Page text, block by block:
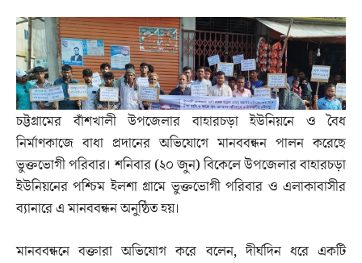
চট্টগ্রামের বাঁশখালী উপজেলার বাহারচড়া ইউনিয়নে ও বৈধ
নির্মাণকাজে বাধা প্রদানের অভিযোগে মানববন্ধন পালন করেছে
ভুক্তভোগী পরিবার। শনিবার (২০ জুন) বিকেলে উপজেলার বাহারচড়া
ইউনিয়নের পশ্চিম ইলশা গ্রামে ভুক্তভোগী পরিবার ও এলাকাবাসীর
ব্যানারে এ মানববন্ধন অনুষ্ঠিত হয়।
মানববন্ধনে বক্তারা অভিযোগ করে বলেন, দীর্ঘদিন ধরে একটি